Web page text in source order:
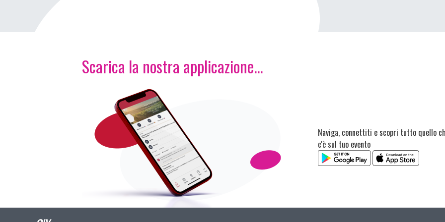
Scarica la nostra applicazione...
Naviga, connettiti e scopri tutto quello
c'è sul tuo evento